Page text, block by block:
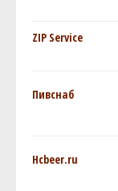
ZIP Service
Пивснаб
Hcbeer.ru